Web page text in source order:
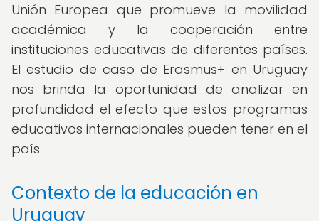
Unión Europea que promueve la movilidad
académica y la cooperación entre
instituciones educativas de diferentes países.
El estudio de caso de Erasmus+ en Uruguay
nos brinda la oportunidad de analizar en
profundidad el efecto que estos programas
educativos internacionales pueden tener en el
país.
Contexto de la educación en
Uruguay